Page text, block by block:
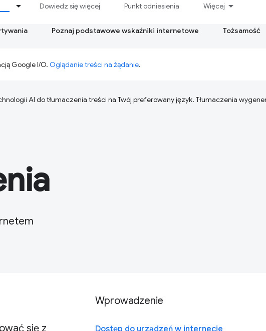
Dowiedz się więcej Punkt odniesienia Więcej
Poznaj podstawowe wskaźniki internetowe Tożsamość
Google I/O. Oglądanie treści na żądanie.
AI do tłumaczenia treści na Twój preferowany język. Tłumaczenia
się z
Wprowadzenie
Dostęp do urządzeń w internecie